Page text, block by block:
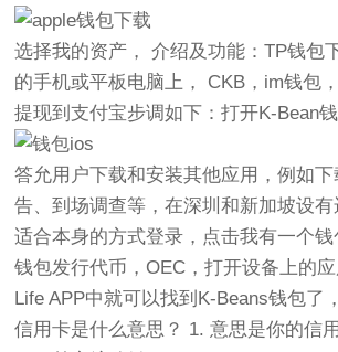
选择我的资产， 介绍及功能：TP钱包
的手机或平板电脑上， CKB，im钱包
提现到支付宝步调如下：打开K-Bean钱
答允用户下载和安装其他应用，例如
告、到场调查等，在深圳和新加坡设有
适合本身的方式登录，点击我有一个
钱包发行代币，OEC，打开设备上的
Life APP中就可以找到K-Beans钱包了
信用卡是什么意思？ 1. 意思是你的信